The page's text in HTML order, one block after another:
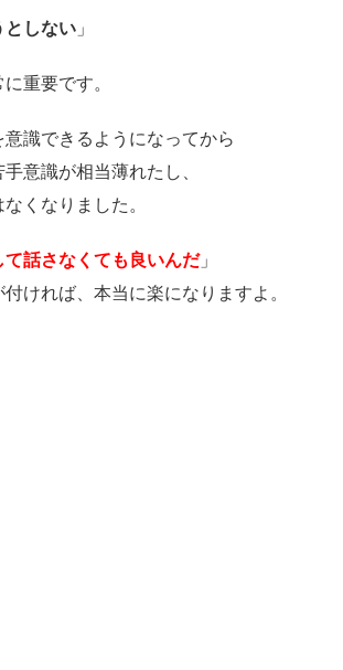
としない 」
重要です。
識できるようになってから
意識が相当薄れたし、
くなりました。
て話さなくても良いんだ」
ければ、本当に楽になりますよ。